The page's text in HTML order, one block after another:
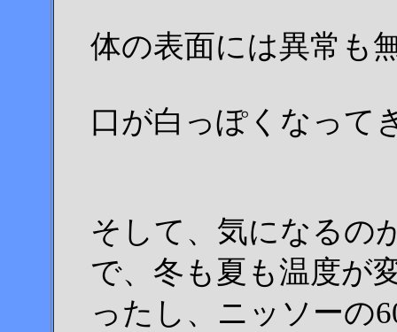
体の表面には異常も
口が白っぽくなって
そして、気になるの
で、冬も夏も温度が
ったし、ニッソーの